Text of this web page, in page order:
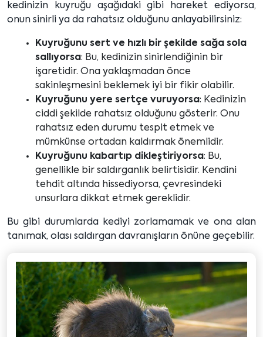
kedinizin kuyruğu aşağıdaki gibi hareket ediyorsa,
onun sinirli ya da rahatsız olduğunu anlayabilirsiniz:
Kuyruğunu sert ve hızlı bir şekilde sağa sola
sallıyorsa: Bu, kedinizin sinirlendiğinin bir
işaretidir. Ona yaklaşmadan önce
sakinleşmesini beklemek iyi bir fikir olabilir.
Kuyruğunu yere sertçe vuruyorsa: Kedinizin
ciddi şekilde rahatsız olduğunu gösterir. Onu
rahatsız eden durumu tespit etmek ve
mümkünse ortadan kaldırmak önemlidir.
Kuyruğunu kabartıp dikleştiriyorsa: Bu,
genellikle bir saldırganlık belirtisidir. Kendini
tehdit altında hissediyorsa, çevresindeki
unsurlara dikkat etmek gereklidir.
Bu gibi durumlarda kediyi zorlamamak ve ona alan
tanımak, olası saldırgan davranışların önüne geçebilir.